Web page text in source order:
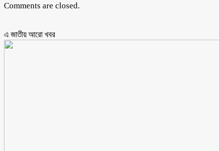
Comments are closed.
এ জাতীয় আরো ‍খবর